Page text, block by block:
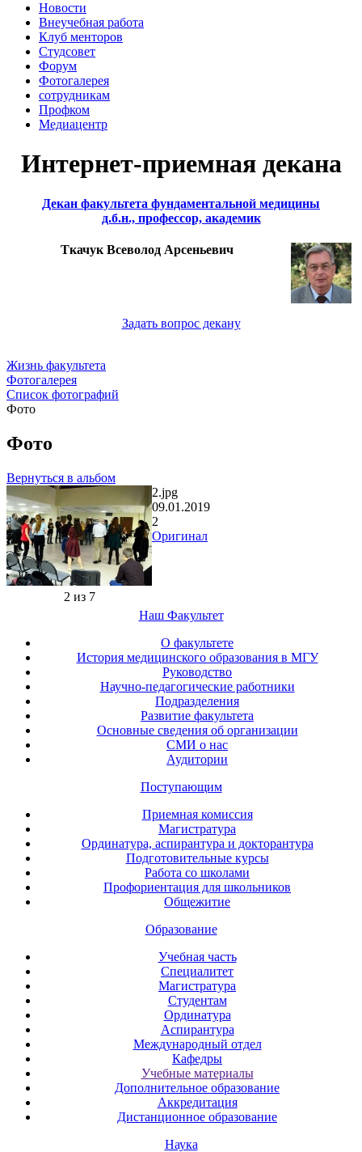
Новости
Внеучебная работа
Клуб менторов
Студсовет
Форум
Фотогалерея
сотрудникам
Профком
Медиацентр
Интернет-приемная декана
Декан факультета фундаментальной медицины
д.б.н., профессор, академик
Ткачук Всеволод Арсеньевич
Задать вопрос декану
Жизнь факультета
Фотогалерея
Список фотографий
Фото
Фото
Вернуться в альбом
2 из 7
2.jpg
09.01.2019
2
Оригинал
Наш Факультет
О факультете
История медицинского образования в МГУ
Руководство
Научно-педагогические работники
Подразделения
Развитие факультета
Основные сведения об организации
СМИ о нас
Аудитории
Поступающим
Приемная комиссия
Магистратура
Ординатура, аспирантура и докторантура
Подготовительные курсы
Работа со школами
Профориентация для школьников
Общежитие
Образование
Учебная часть
Специалитет
Магистратура
Студентам
Ординатура
Аспирантура
Международный отдел
Кафедры
Учебные материалы
Дополнительное образование
Аккредитация
Дистанционное образование
Наука